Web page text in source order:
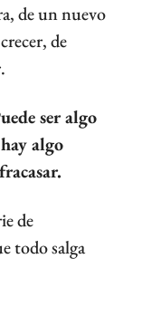
de un nuevo
de
ser algo
algo
de
todo salga